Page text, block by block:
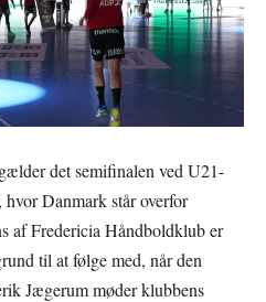
det semifinalen ved U21-
Danmark står overfor
af Fredericia Håndboldklub er
til at følge med, når den
Jægerum møder klubbens